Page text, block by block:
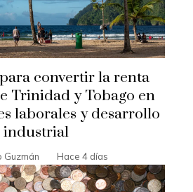
convertir la renta
Trinidad y Tobago en
laborales y desarrollo
industrial
Guzmán Hace 4 días